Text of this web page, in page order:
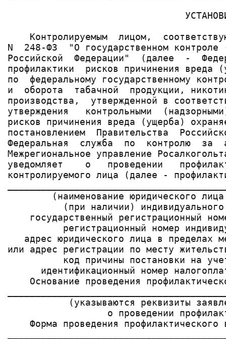
Контролируемым  лицом,
N  248-ФЗ  "О государственном контроле
Российской  Федерации"  (далее  -
профилактики  рисков причинения вреда
по  федеральному государственному
и  оборота  табачной  продукции,
производства,  утвержденной в
утверждения   контрольными
рисков причинения вреда (ущерба)
постановлением  Правительства
Федеральная  служба  по  контролю  за
Межрегиональное управление
уведомляет    о   проведении
контролируемого лица (далее -
(наименование юридического
(при наличии)
государственный регистрационный
регистрационный номер
адрес юридического лица в пределах
или адрес регистрации по месту
код причины постановки на
идентификационный номер
Основание проведения
(указываются реквизиты
о проведении
Форма проведения профилактического